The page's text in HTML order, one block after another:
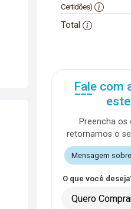
Certidões)
Total
Fale com
Preencha os
retornamos o
Mensagem
O que você
Quero